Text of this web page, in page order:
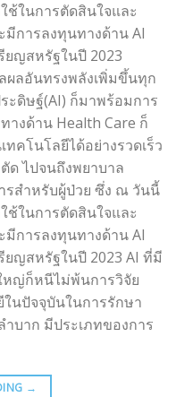
ช้ในการตัดสินใจและ
การลงทุนทางด้าน AI
ยญสหรัฐในปี 2023
ผลอันทรงพลังเพิ่มขึ้นทุก
ะดิษฐ์(AI) ก็มาพร้อมการ
างด้าน Health Care ก็
คโนโลยีได้อย่างรวดเร็ว
ด ไปจนถึงพยาบาล
รสำหรับผู้ป่วย ซึ่ง ณ วันนี้
ช้ในการตัดสินใจและ
การลงทุนทางด้าน AI
ญสหรัฐในปี 2023 AI ที่มี
หญ่ก็หนีไม่พ้นการวิจัย
ในปัจจุบันในการรักษา
ำบาก มีประเภทของการ
→